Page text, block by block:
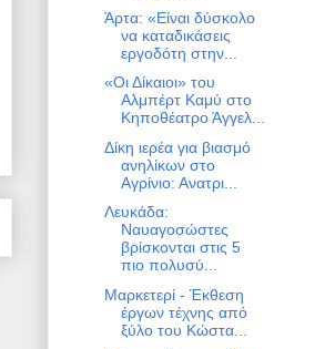
Άρτα: «Είναι δύσκολο
να καταδικάσεις
εργοδότη στην...
«Οι Δίκαιοι» του
Αλμπέρτ Καμύ στο
Κηποθέατρο Άγγελ...
Δίκη ιερέα για βιασμό
ανηλίκων στο
Αγρίνιο: Ανατρι...
Λευκάδα:
Ναυαγοσώστες
βρίσκονται στις 5
πιο πολυσύ...
Μαρκετερί - Έκθεση
έργων τέχνης από
ξύλο του Κώστα...